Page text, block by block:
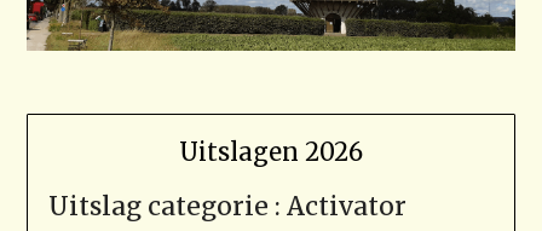
Uitslagen 2026
Uitslag categorie : Activator